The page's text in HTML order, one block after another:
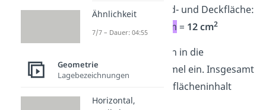
2bcfür Grund- und Deckfläche:
2 cm · 3 cm = 12 cm2
Das setzt du dann in die
Oberflächen Formel ein. Insgesamt
beträgt der Oberflächeninhalt
also:
Ähnlichkeit
7/7 – Dauer: 04:55
Geometrie
Lagebezeichnungen
Horizontal,